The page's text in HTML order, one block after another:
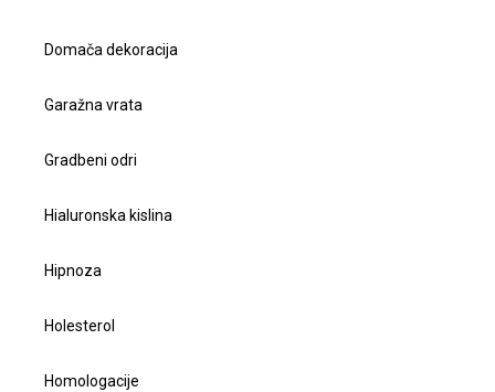
Domača dekoracija
Garažna vrata
Gradbeni odri
Hialuronska kislina
Hipnoza
Holesterol
Homologacije